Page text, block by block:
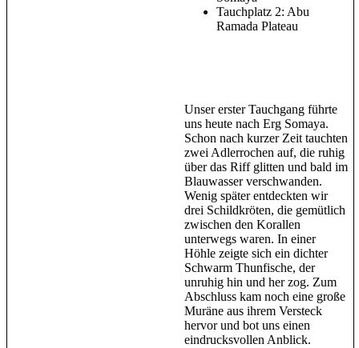
Tauchplatz 2: Abu
Ramada Plateau
Unser erster Tauchgang führte
uns heute nach Erg Somaya.
Schon nach kurzer Zeit tauchten
zwei Adlerrochen auf, die ruhig
über das Riff glitten und bald im
Blauwasser verschwanden.
Wenig später entdeckten wir
drei Schildkröten, die gemütlich
zwischen den Korallen
unterwegs waren. In einer
Höhle zeigte sich ein dichter
Schwarm Thunfische, der
unruhig hin und her zog. Zum
Abschluss kam noch eine große
Muräne aus ihrem Versteck
hervor und bot uns einen
eindrucksvollen Anblick.